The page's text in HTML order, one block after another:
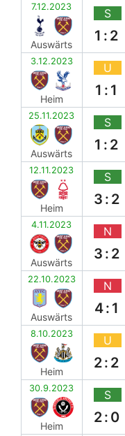
7.12.2023
Auswärts
S
1:2
3.12.2023
Heim
U
1:1
25.11.2023
Auswärts
S
1:2
12.11.2023
Heim
S
3:2
4.11.2023
Auswärts
N
3:2
22.10.2023
Auswärts
N
4:1
8.10.2023
Heim
U
2:2
30.9.2023
Heim
S
2:0